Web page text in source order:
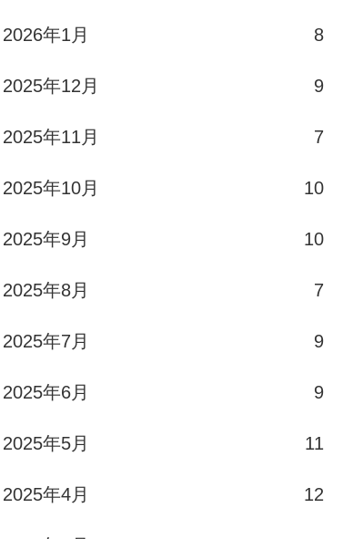
2026年1月 8
2025年12月 9
2025年11月 7
2025年10月 10
2025年9月 10
2025年8月 7
2025年7月 9
2025年6月 9
2025年5月 11
2025年4月 12